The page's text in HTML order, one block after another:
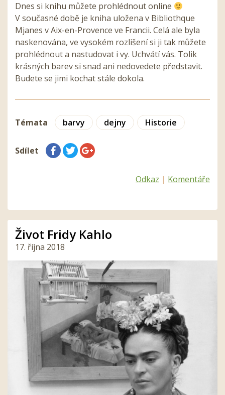
Dnes si knihu můžete prohlédnout online
V současné době je kniha uložena v Bibliothque
Mjanes v Aix-en-Provence ve Francii. Celá ale byla
naskenována, ve vysokém rozlišení si ji tak můžete
prohlédnout a nastudovat i vy. Uchvátí vás. Tolik
krásných barev si snad ani nedovedete představit.
Budete se jimi kochat stále dokola.
Témata barvy dejny Historie
Sdílet
Odkaz | Komentáře
Život Fridy Kahlo
17. října 2018